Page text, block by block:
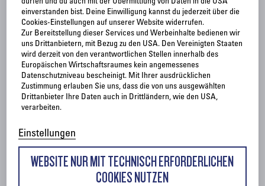
HUBTOR
H-Ei2-00-1-TEL
einverstanden bist. Deine Einwilligung kannst du jederzeit über die
Cookies-Einstellungen auf unserer Website widerrufen.
Zur Bereitstellung dieser Services und Werbeinhalte bedienen wir
uns Drittanbietern, mit Bezug zu den USA. Den Vereinigten Staaten
wird derzeit von den verantwortlichen Stellen innerhalb des
Europäischen Wirtschaftsraumes kein angemessenes
Datenschutzniveau bescheinigt. Mit Ihrer ausdrücklichen
Zustimmung erlauben Sie uns, dass die von uns ausgewählten
Drittanbieter Ihre Daten auch in Drittländern, wie den USA,
verarbeiten.
Einstellungen
WEBSITE NUR MIT TECHNISCH ERFORDERLICHEN
COOKIES NUTZEN